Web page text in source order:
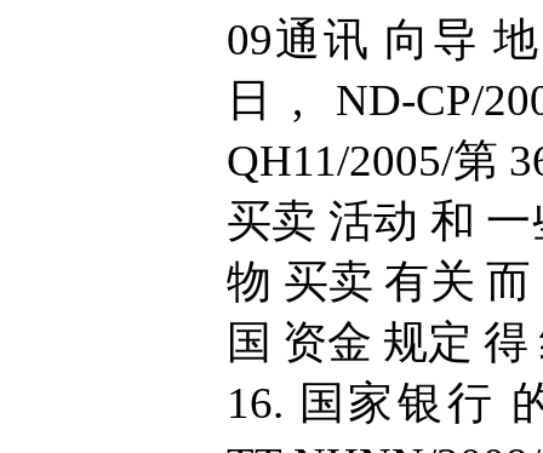
09通讯 向导
日, ND-CP/
QH11/2005/第
买卖 活动 和
物 买卖 有关
国 资金 规定
16. 国家银行